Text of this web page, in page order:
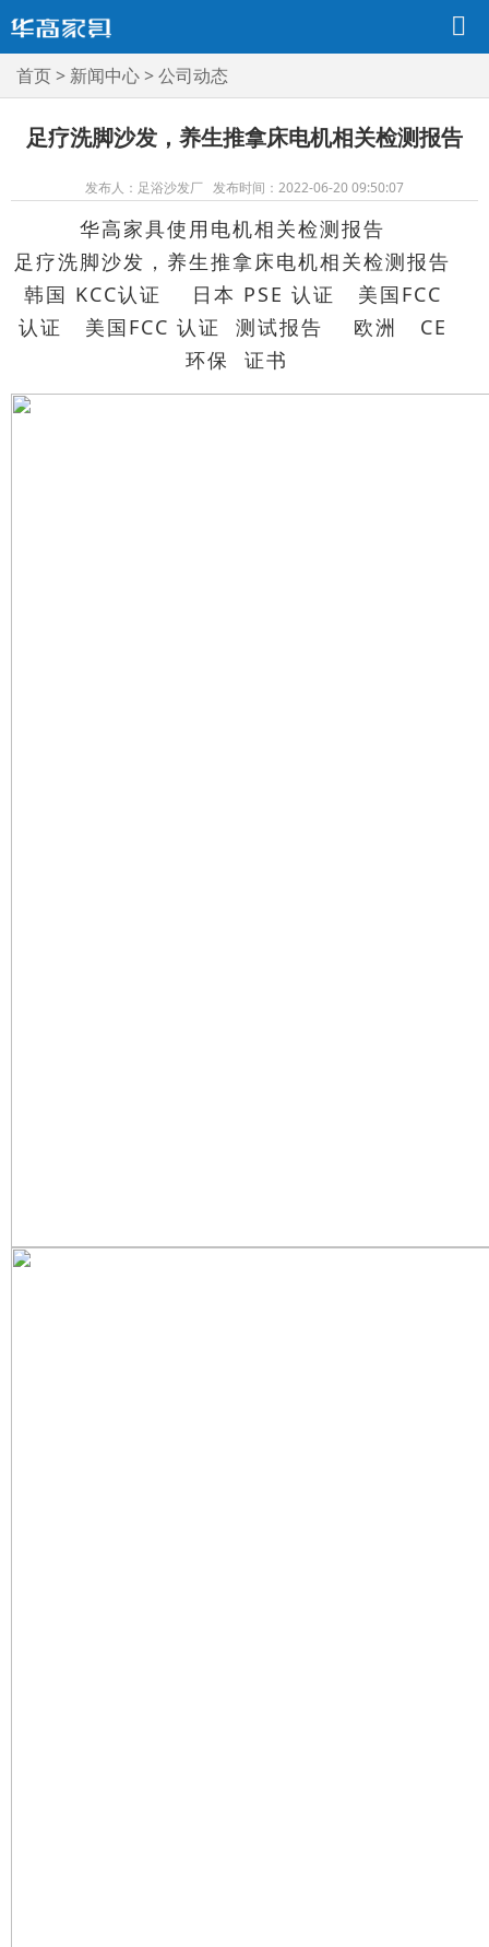
首页> 新闻中心>公司动态
足疗洗脚沙发，养生推拿床电机相关检测报告
发布人：足浴沙发厂 发布时间：2022-06-20 09:50:07
华高家具使用电机相关检测报告
足疗洗脚沙发，养生推拿床电机相关检测报告
韩国 KCC认证 日本 PSE 认证 美国FCC
认证 美国FCC 认证 测试报告 欧洲 CE
环保 证书